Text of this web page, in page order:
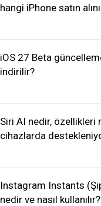
hangi iPhone satın
iOS 27 Beta
indirilir?
Siri AI nedir, özellikleri
cihazlarda
Instagram Instants
nedir ve nasıl kullanılır?